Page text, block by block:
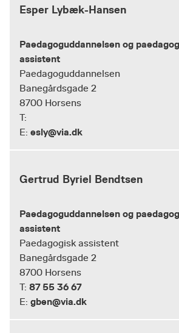
Esper Lybæk-Hansen
Paedagoguddannelsen og
assistent
Paedagoguddannelsen
Banegårdsgade 2
8700 Horsens
T:
E: esly@via.dk
Gertrud Byriel Bendtsen
Paedagoguddannelsen og
assistent
Paedagogisk assistent
Banegårdsgade 2
8700 Horsens
T: 87 55 36 67
E: gben@via.dk